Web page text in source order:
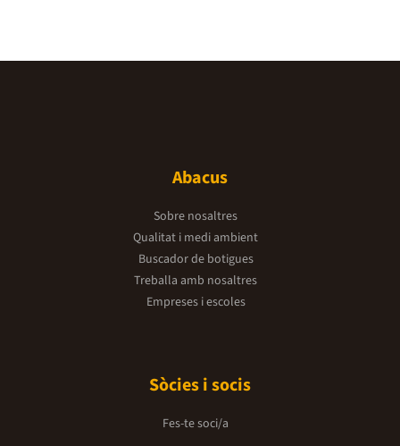
Abacus
Sobre nosaltres
Qualitat i medi ambient
Buscador de botigues
Treballa amb nosaltres
Empreses i escoles
Sòcies i socis
Fes-te soci/a